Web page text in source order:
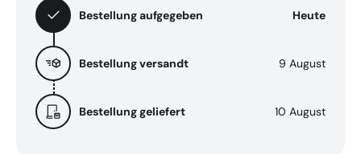
-
20
Kapseln
-
Bestellung aufgegeben Heute
Bestellung versandt 9 August
Bestellung geliefert 10 August